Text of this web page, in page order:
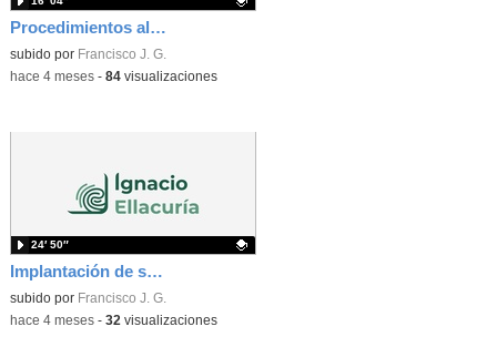
Procedimientos almacenados y triggers. Vídeo 1
Contenido educativo.
subido por Francisco J. G.
-hace 4 meses- 84visualizaciones
Implantación de soluciones de alta disponibilidad. Vídeo 1
Contenido educativo.
subido por Francisco J. G.
24′ 50″
-hace 4 meses- 32 visualizaciones